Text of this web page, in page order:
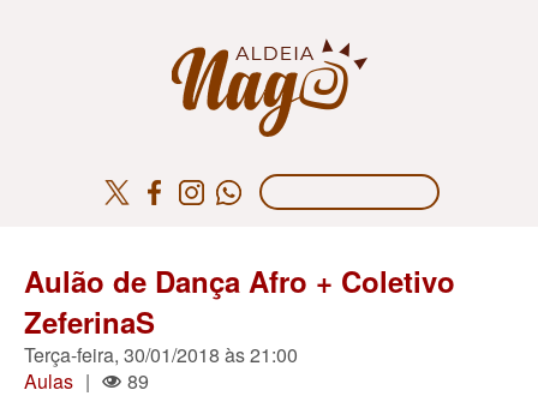
Aulão de Dança Afro + Coletivo
ZeferinaS
Terça-feira, 30/01/2018 às 21:00
Aulas | 89